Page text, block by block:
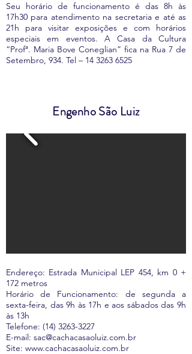
Seu horário de funcionamento é das 8h às
17h30 para atendimento na secretaria e até as
21h para visitar exposições e com horários
especiais em eventos. A Casa da Cultura
“Profª. Maria Bove Coneglian” fica na Rua 7 de
Setembro, 934. Tel – 14 3263 6525
Engenho São Luiz
Endereço: Estrada Municipal LEP 454, km 0 +
172 metros
Horário de Funcionamento: de segunda a
sexta-feira, das 9h às 17h e aos sábados das 9h
às 13h
Telefone: (14) 3263-3227
E-mail: sac@cachacasaoluiz.com.br
Site: www.cachacasaoluiz.com.br